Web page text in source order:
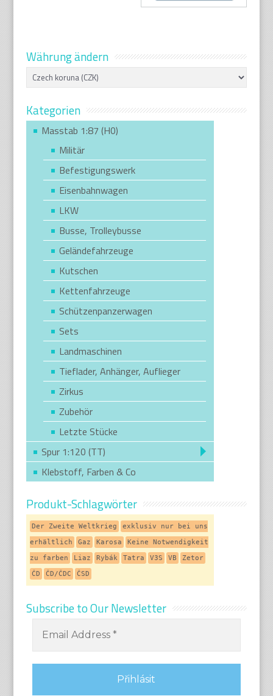
Währung ändern
Kategorien
Masstab 1:87 (H0)
Militär
Befestigungswerk
Eisenbahnwagen
LKW
Busse, Trolleybusse
Geländefahrzeuge
Kutschen
Kettenfahrzeuge
Schützenpanzerwagen
Sets
Landmaschinen
Tieflader, Anhänger, Auflieger
Zirkus
Zubehör
Letzte Stücke
Spur 1:120 (TT)
Klebstoff, Farben & Co
Produkt-Schlagwörter
Der Zweite Weltkrieg
exklusiv nur bei uns
erhältlich
Gaz Karosa
Keine Notwendigkeit
zu farben
Liaz Rybák Tatra V3S VB
Zetor
ČD
ČD/ČDC ČSD
Subscribe to Our Newsletter